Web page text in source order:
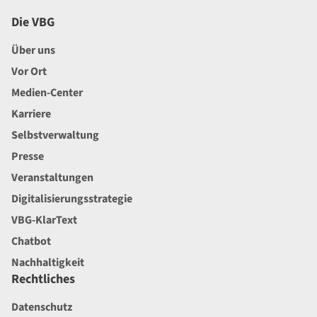
Die VBG
Über uns
Vor Ort
Medien-Center
Karriere
Selbstverwaltung
Presse
Veranstaltungen
Digitalisierungsstrategie
VBG-KlarText
Chatbot
Nachhaltigkeit
Rechtliches
Datenschutz